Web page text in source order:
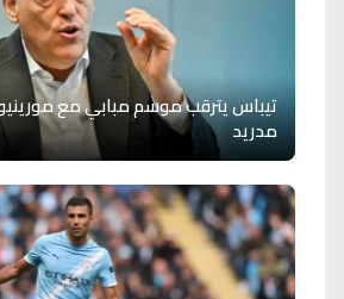
تيباس يترقب موسم مبابي مع
مدريد